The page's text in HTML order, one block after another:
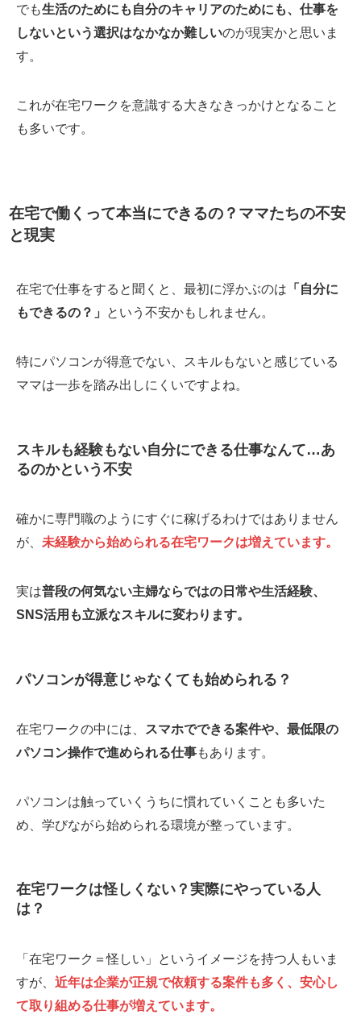
でも生活のためにも自分のキャリアのためにも、仕事を
しないという選択はなかなか難しいのが現実かと思いま
す。
これが在宅ワークを意識する大きなきっかけとなること
も多いです。
在宅で働くって本当にできるの？ママたちの不安
と現実
在宅で仕事をすると聞くと、最初に浮かぶのは 「自分に
もできるの？」
という不安かもしれません。
特にパソコンが得意でない、スキルもないと感じている
ママは一歩を踏み出しにくいですよね。
スキルも経験もない自分にできる仕事なんて…あ
るのかという不安
確かに専門職のようにすぐに稼げるわけではありません
が、 未経験から始められる在宅ワークは増えています。
実は普段の何気ない主婦ならではの日常や生活経験、
SNS活用も立派なスキルに変わります。
パソコンが得意じゃなくても始められる？
在宅ワークの中には、
スマホでできる案件や、最低限の
パソコン操作で進められる仕事もあります。
パソコンは触っていくうちに慣れていくことも多いた
め、学びながら始められる環境が整っています。
在宅ワークは怪しくない？実際にやっている人
は？
「在宅ワーク＝怪しい」というイメージを持つ人もいま
すが、 近年は企業が正規で依頼する案件も多く、安心し
て取り組める仕事が増えています。